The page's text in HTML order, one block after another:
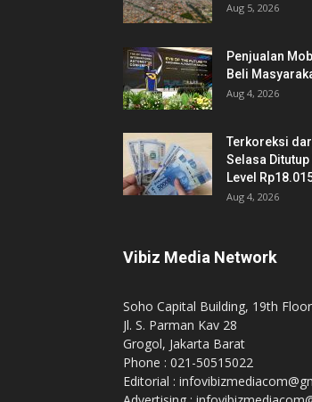
Aug 5, 2026
Penjualan
Beli
Aug 4, 2026
Terkoreksi
Selasa
Level
Aug 4, 2026
Vibiz Media Network
Soho Capital Building, 19th Floor
Jl. S. Parman Kav 28
Grogol, Jakarta Barat
Phone : 021-50515022
Editorial :